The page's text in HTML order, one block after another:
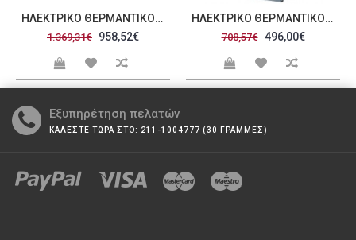
ΗΛΕΚΤΡΙΚΌ ΘΕΡΜΑΝΤΙΚΌ HOTKON KOS2 86N
1.369,31€ 958,52€
ΗΛΕΚΤΡΙΚΌ ΘΕΡΜΑΝΤΙΚΌ HOTKON PAROS1 86N
708,57€ 496,00€
Εξυπηρέτηση πελατών
ΚΑΛΕΣΤΕ ΤΩΡΑ ΣΤΟ: 211-1004777 (30 ΓΡΑΜΜΕΣ)